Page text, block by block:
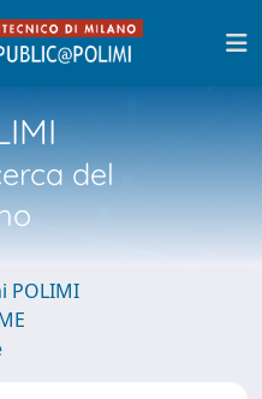
del
POLIMI